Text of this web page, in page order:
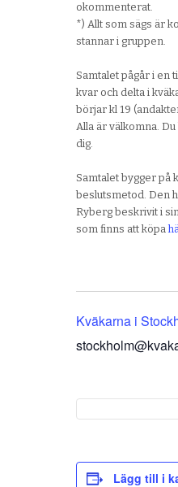
okommenterat.
*) Allt som sägs är
stannar i gruppen.
Samtalet pågår i en
kvar och delta i
börjar kl 19
Alla är välkomna.
dig.
Samtalet bygger på
beslutsmetod. Den
Ryberg beskrivit i
som finns att köpa
Kväkarna i
Lägg till i